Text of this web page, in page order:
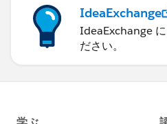
IdeaExchange
IdeaExchange
ださい。